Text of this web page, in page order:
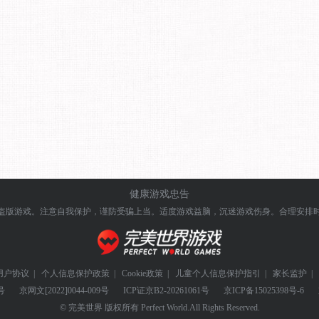
健康游戏忠告
版游戏。注意自我保护，谨防受骗上当。 适度游戏益脑，沉迷游戏伤身。合理安排
户协议 | 个人信息保护政策 | Cookie政策 | 儿童个人信息保护指引 | 家长监护 |
京网文[2022]0044-009号 ICP证京B2-20261061号 京ICP备15025398号-6
© 完美世界 版权所有 Perfect World.All Rights Reserved.